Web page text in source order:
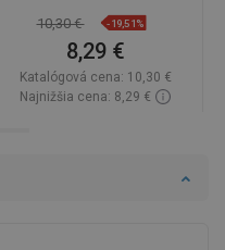
10,30 € -19,51%
8,29 €
Katalógová cena: 10,30 €
Najnižšia cena: 8,29 €